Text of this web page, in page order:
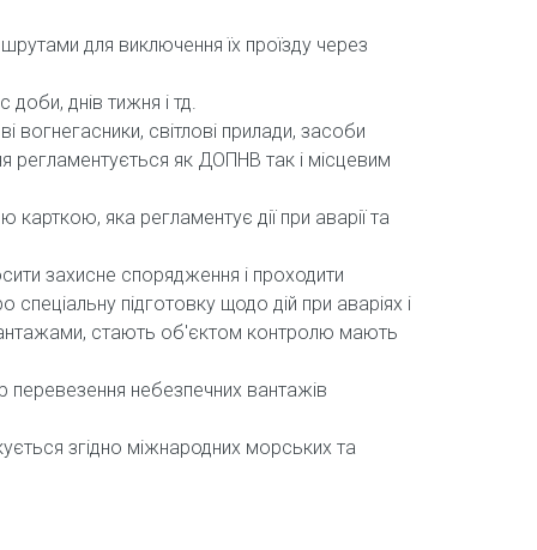
для виключення їх проїзду через
днів тижня і тд.
світлові прилади, засоби
регламентується як ДОПНВ так і місцевим
яка регламентує дії при аварії та
захисне спорядження і проходити
підготовку щодо дій при аваріях і
стають об'єктом контролю мають
небезпечних вантажів
згідно міжнародних морських та